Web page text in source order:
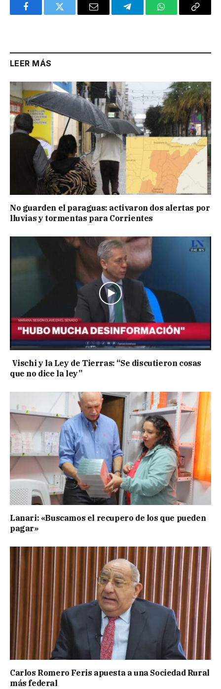
FacebookTwitter Email TelegramWhatsAppCopy
LEER MÁS
No guarden el paraguas: activaron dos alertas por
lluvias y tormentas para Corrientes
Vischi y la Ley de Tierras: “Se discutieron cosas
que no dice la ley”
Lanari: «Buscamos el recupero de los que pueden
pagar»
Carlos Romero Feris apuesta a una Sociedad Rural
más federal